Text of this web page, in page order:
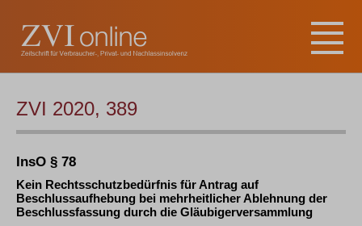
ZVI 2020, 389
InsO § 78
Kein Rechtsschutzbedürfnis für Antrag auf
Beschlussaufhebung bei mehrheitlicher Ablehnung der
Beschlussfassung durch die Gläubigerversammlung